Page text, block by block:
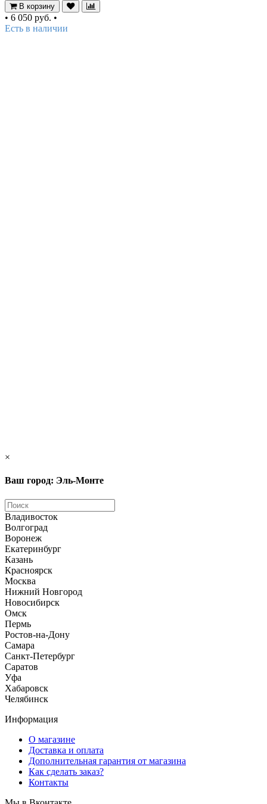
В корзину
• 6 050 руб. •
Есть в наличии
×
Ваш город: Эль-Монте
Владивосток
Волгоград
Воронеж
Екатеринбург
Казань
Красноярск
Москва
Нижний Новгород
Новосибирск
Омск
Пермь
Ростов-на-Дону
Самара
Санкт-Петербург
Саратов
Уфа
Хабаровск
Челябинск
Информация
О магазине
Доставка и оплата
Дополнительная гарантия от магазина
Как сделать заказ?
Контакты